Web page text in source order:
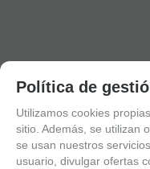
Política de
Utilizamos cookies
sitio. Además, se utilizan
se usan nuestros
usuario, divulgar ofertas